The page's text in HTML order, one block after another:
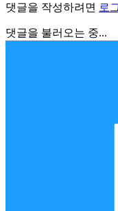
댓글을 작성하려면 로
댓글을 불러오는 중...